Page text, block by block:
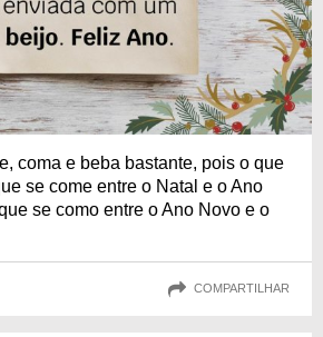
coma e beba bastante, pois o que
se come entre o Natal e o Ano
se como entre o Ano Novo e o
COMPARTILHAR